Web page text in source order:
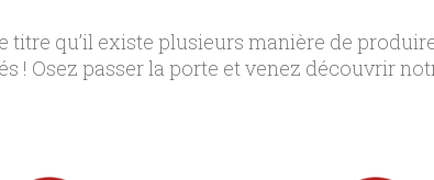
titre qu’il existe plusieurs manière de
! Osez passer la porte et venez découvrir